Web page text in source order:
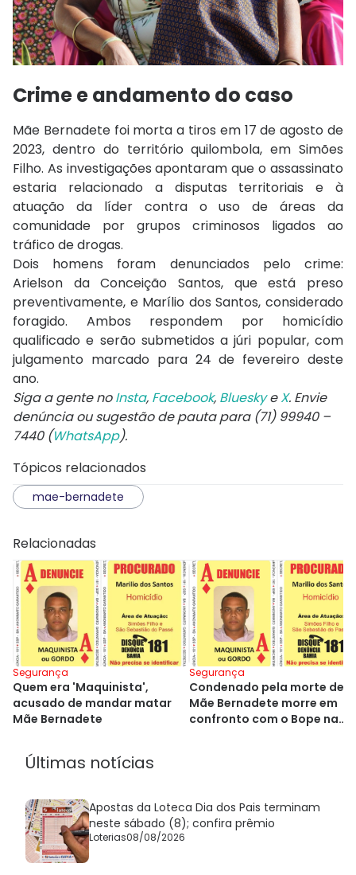
Crime e andamento do caso
Mãe Bernadete foi morta a tiros em 17 de agosto de
2023, dentro do território quilombola, em Simões
Filho. As investigações apontaram que o assassinato
estaria relacionado a disputas territoriais e à
atuação da líder contra o uso de áreas da
comunidade por grupos criminosos ligados ao
tráfico de drogas.
Dois homens foram denunciados pelo crime:
Arielson da Conceição Santos, que está preso
preventivamente, e Marílio dos Santos, considerado
foragido. Ambos respondem por homicídio
qualificado e serão submetidos a júri popular, com
julgamento marcado para 24 de fevereiro deste
ano.
Siga a gente noInsta, Facebook, BlueskyeX. Envie
denúncia ou sugestão de pauta para (71) 99940 –
7440 (WhatsApp).
Tópicos relacionados
mae-bernadete
Relacionadas
Segurança
Quem era 'Maquinista',
acusado de mandar matar
Mãe Bernadete
Segurança
Condenado pela morte de
Mãe Bernadete morre em
confronto com o Bope na
Últimas notícias
Apostas da Loteca Dia dos Pais terminam
neste sábado (8); confira prêmio
Loterias08/08/2026